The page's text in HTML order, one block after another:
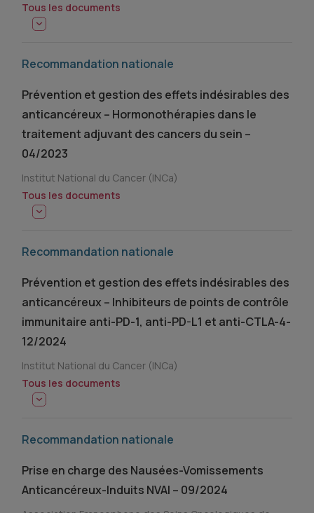
Tous les documents
Recommandation nationale
Prévention et gestion des effets indésirables des
anticancéreux – Hormonothérapies dans le
traitement adjuvant des cancers du sein –
04/2023
Institut National du Cancer (INCa)
Tous les documents
Recommandation nationale
Prévention et gestion des effets indésirables des
anticancéreux – Inhibiteurs de points de contrôle
immunitaire anti-PD-1, anti-PD-L1 et anti-CTLA-4-
12/2024
Institut National du Cancer (INCa)
Tous les documents
Recommandation nationale
Prise en charge des Nausées-Vomissements
Anticancéreux-Induits NVAI – 09/2024